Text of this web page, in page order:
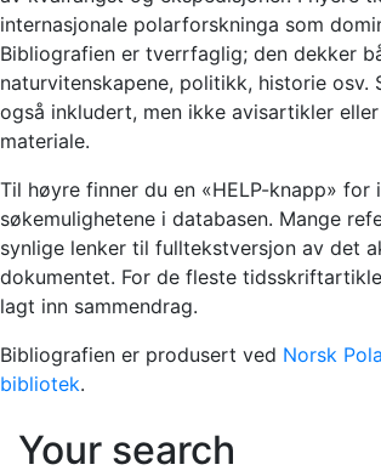
internasjonale polarforskninga som
Bibliografien er tverrfaglig; den dekker
naturvitenskapene, politikk, historie osv.
også inkludert, men ikke avisartikler
materiale.
Til høyre finner du en «HELP-knapp» for
søkemulighetene i databasen. Mange
synlige lenker til fulltekstversjon av det
dokumentet. For de fleste
lagt inn sammendrag.
Bibliografien er produsert ved Norsk
bibliotek.
Your search